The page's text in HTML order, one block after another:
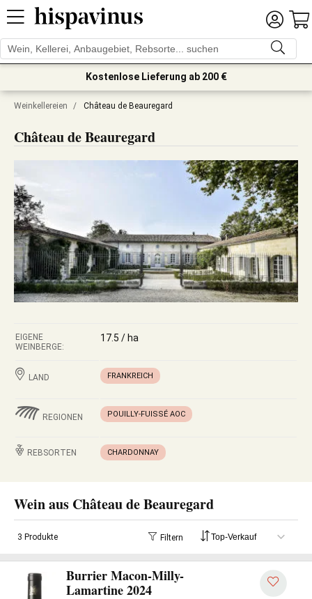
Kostenlose Lieferung ab 200 €
Weinkellereien / Château de Beauregard
Château de Beauregard
EIGENE
WEINBERGE:
17.5 / ha
LAND FRANKREICH
REGIONEN POUILLY-FUISSÉ AOC
REBSORTEN CHARDONNAY
Wein aus Château de Beauregard
3 Produkte Filtern
Burrier Macon-Milly-
Lamartine 2024